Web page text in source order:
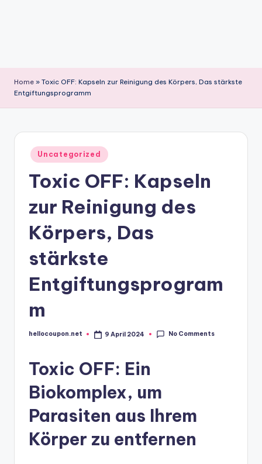
Home » Toxic OFF: Kapseln zur Reinigung des Körpers, Das stärkste
Entgiftungsprogramm
Posted
in
Uncategorized
Toxic OFF: Kapseln
zur Reinigung des
Körpers, Das
stärkste
Entgiftungsprogram
m
Posted
hellocoupon.net 9 April 2024 No Comments
Toxic OFF: Ein
Biokomplex, um
Parasiten aus Ihrem
Körper zu entfernen